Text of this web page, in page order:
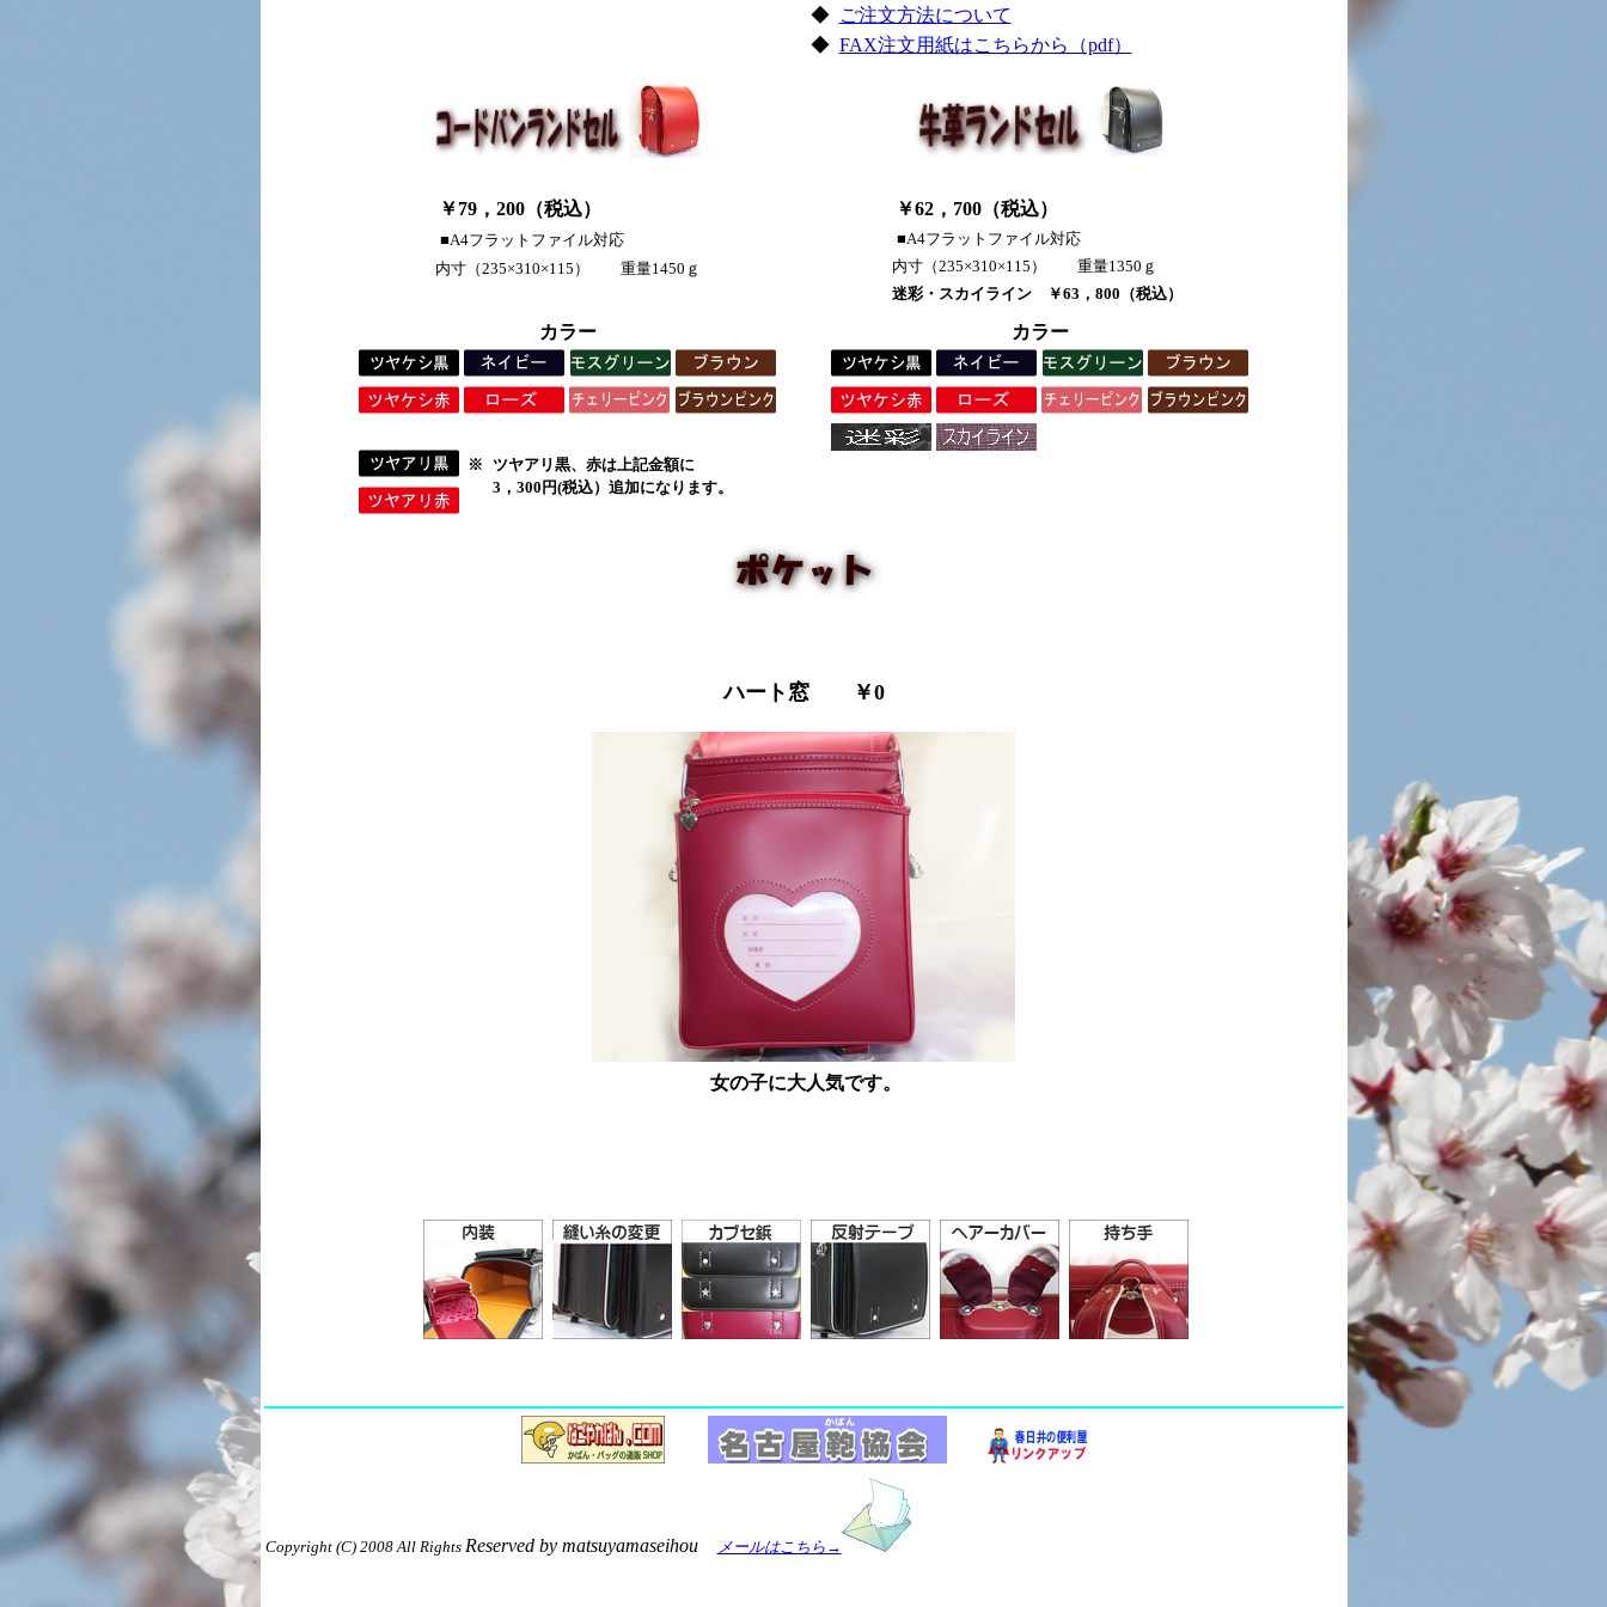
◆
ご注文方法について
◆ FAX注文用紙はこちらから（pdf）
￥79，200（税込）
■A4フラットファイル対応
内寸（235×310×115） 重量1450ｇ
￥62，700（税込）
■A4フラットファイル対応
内寸（235×310×115） 重量1350ｇ
迷彩・スカイライン ￥63，800（税込）
カラー
※
ツヤアリ黒、赤は上記金額に
3，300円(税込）追加になります。
カラー
ハート窓 ￥0
女の子に大人気です。
Copyright (C) 2008 All Rights Reserved by matsuyamaseihou メールはこちら→